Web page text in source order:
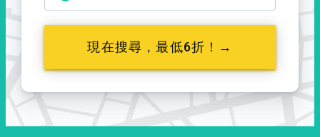
現在搜尋，最低6折！→